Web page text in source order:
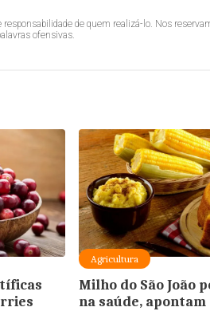
responsabilidade de quem realizá-lo. Nos
ofensivas.
Agricultura
Milho do São João
na saúde,